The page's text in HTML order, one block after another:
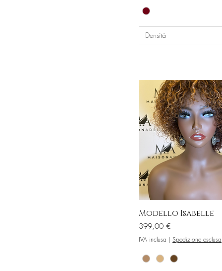
Densità
Modello Isabelle
Prezzo
399,00 €
IVA inclusa | Spedizione esclusa